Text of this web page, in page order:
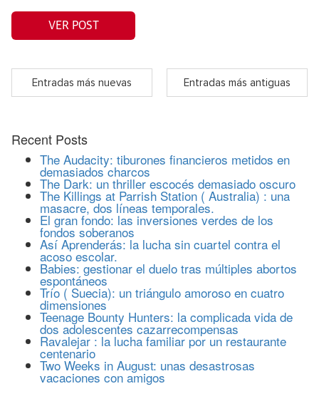
VER POST
Entradas más nuevas Entradas más antiguas
Recent Posts
The Audacity: tiburones financieros metidos en
demasiados charcos
The Dark: un thriller escocés demasiado oscuro
The Killings at Parrish Station ( Australia) : una
masacre, dos líneas temporales.
El gran fondo: las inversiones verdes de los
fondos soberanos
Así Aprenderás: la lucha sin cuartel contra el
acoso escolar.
Babies: gestionar el duelo tras múltiples abortos
espontáneos
Trío ( Suecia): un triángulo amoroso en cuatro
dimensiones
Teenage Bounty Hunters: la complicada vida de
dos adolescentes cazarrecompensas
Ravalejar : la lucha familiar por un restaurante
centenario
Two Weeks in August: unas desastrosas
vacaciones con amigos